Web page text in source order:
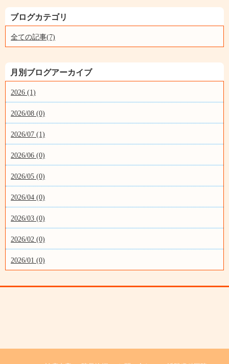
ブログカテゴリ
全ての記事(7)
月別ブログアーカイブ
2026 (1)
2026/08 (0)
2026/07 (1)
2026/06 (0)
2026/05 (0)
2026/04 (0)
2026/03 (0)
2026/02 (0)
2026/01 (0)